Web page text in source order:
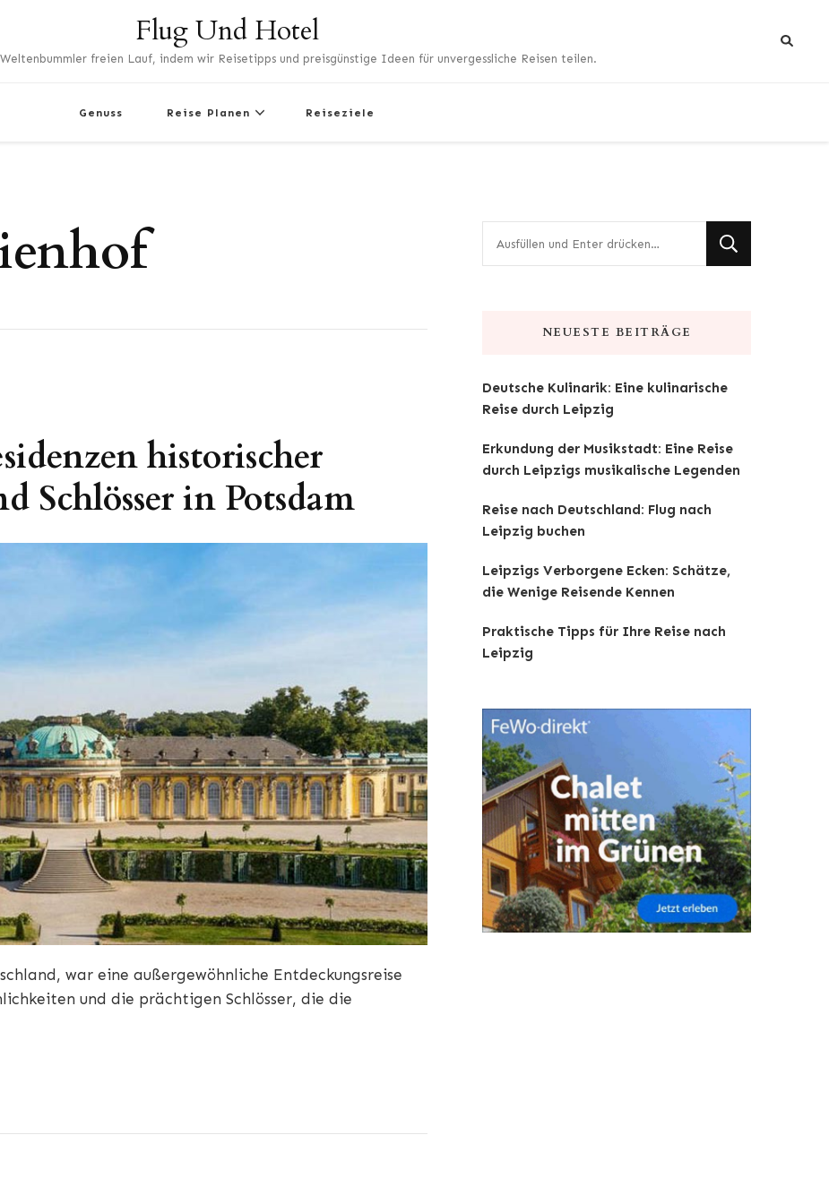
Flug Und Hotel
freien Lauf, indem wir Reisetipps und preisgünstige Ideen für unvergessliche Reisen teilen.
Genuss Reise Planen Reiseziele
historischer
Schlösser in Potsdam
war eine außergewöhnliche Entdeckungsreise
und die prächtigen Schlösser, die die
NEUESTE BEITRÄGE
Deutsche Kulinarik: Eine kulinarische
Reise durch Leipzig
Erkundung der Musikstadt: Eine Reise
durch Leipzigs musikalische Legenden
Reise nach Deutschland: Flug nach
Leipzig buchen
Leipzigs Verborgene Ecken: Schätze,
die Wenige Reisende Kennen
Praktische Tipps für Ihre Reise nach
Leipzig